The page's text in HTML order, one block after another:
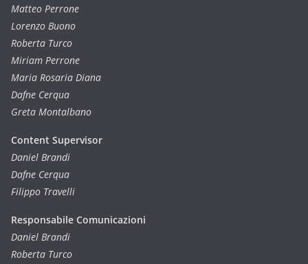
Matteo Perrone
Lorenzo Buono
Roberta Turco
Miriam Perrone
Maria Rosaria Diana
Dafne Cerqua
Greta Montalbano
Content Supervisor
Daniel Brandi
Dafne Cerqua
Filippo Travelli
Responsabile Comunicazioni
Daniel Brandi
Roberta Turco